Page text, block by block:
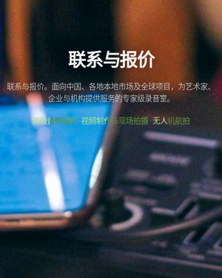
联系与报价
联系与报价。面向中国、各地本地市场及全球项目，为艺术家、
企业与机构提供服务的专家级录音室。
高级音频服务·视频制作与现场拍摄·无人机航拍